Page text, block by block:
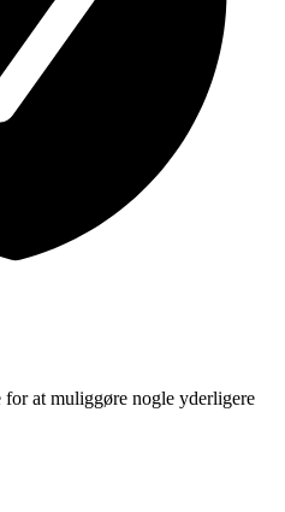
at muliggøre nogle yderligere